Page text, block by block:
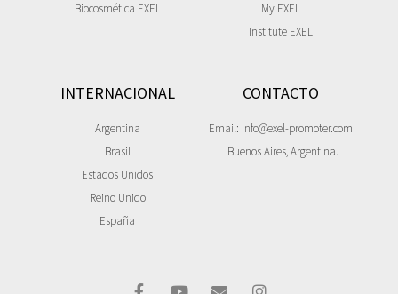
Biocosmética EXEL
My EXEL
Institute EXEL
INTERNACIONAL
Argentina
Brasil
Estados Unidos
Reino Unido
España
CONTACTO
Email: info@exel-promoter.com
Buenos Aires, Argentina.